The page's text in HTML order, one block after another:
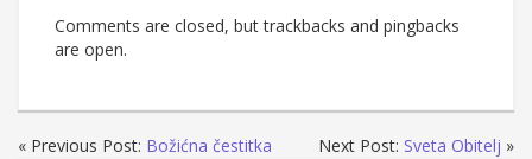
Comments are closed, but trackbacks and pingbacks
are open.
« Previous Post: Božićna čestitka Next Post: Sveta Obitelj »